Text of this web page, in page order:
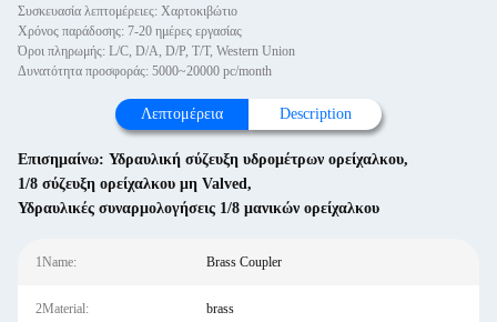
Συσκευασία λεπτομέρειες: Χαρτοκιβώτιο
Χρόνος παράδοσης: 7-20 ημέρες εργασίας
Όροι πληρωμής: L/C, D/A, D/P, T/T, Western Union
Δυνατότητα προσφοράς: 5000~20000 pc/month
Λεπτομέρεια Description
Επισημαίνω: Υδραυλική σύζευξη υδρομέτρων ορείχαλκου,
1/8 σύζευξη ορείχαλκου μη Valved,
Υδραυλικές συναρμολογήσεις 1/8 μανικών ορείχαλκου
1Name: Brass Coupler
2Material: brass